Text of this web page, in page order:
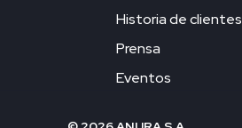
Historia de clientes
Prensa
Eventos